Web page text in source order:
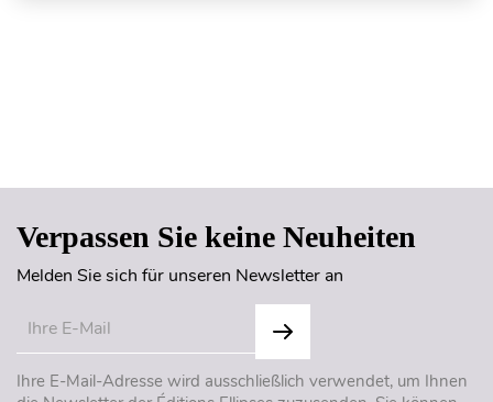
Verpassen Sie keine Neuheiten
Melden Sie sich für unseren Newsletter an
Ihre E-Mail-Adresse wird ausschließlich verwendet, um Ihnen